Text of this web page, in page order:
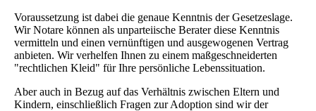
Voraussetzung ist dabei die genaue Kenntnis der Gesetzeslage.
Wir Notare können als unparteiische Berater diese Kenntnis
vermitteln und einen vernünftigen und ausgewogenen Vertrag
anbieten. Wir verhelfen Ihnen zu einem maßgeschneiderten
"rechtlichen Kleid" für Ihre persönliche Lebenssituation.
Aber auch in Bezug auf das Verhältnis zwischen Eltern und
Kindern, einschließlich Fragen zur Adoption sind wir der